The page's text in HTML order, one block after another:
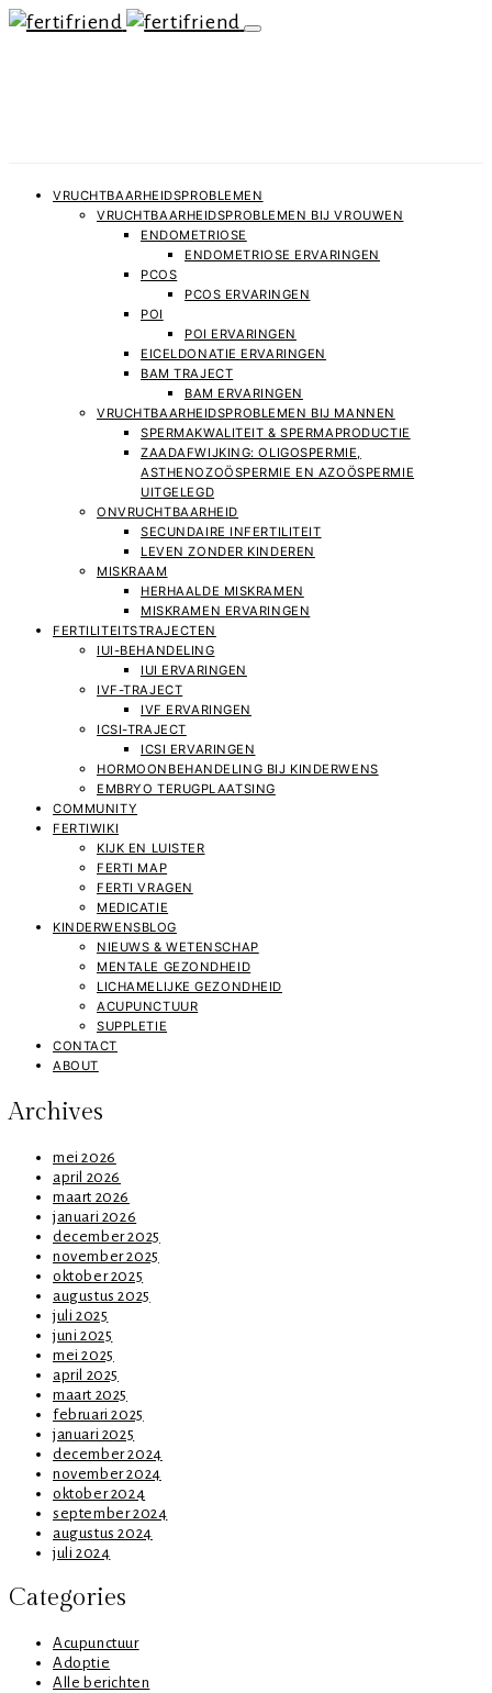
VRUCHTBAARHEIDSPROBLEMEN
VRUCHTBAARHEIDSPROBLEMEN BIJ VROUWEN
ENDOMETRIOSE
ENDOMETRIOSE ERVARINGEN
PCOS
PCOS ERVARINGEN
POI
POI ERVARINGEN
EICELDONATIE ERVARINGEN
BAM TRAJECT
BAM ERVARINGEN
VRUCHTBAARHEIDSPROBLEMEN BIJ MANNEN
SPERMAKWALITEIT & SPERMAPRODUCTIE
ZAADAFWIJKING: OLIGOSPERMIE,
ASTHENOZOÖSPERMIE EN AZOÖSPERMIE
UITGELEGD
ONVRUCHTBAARHEID
SECUNDAIRE INFERTILITEIT
LEVEN ZONDER KINDEREN
MISKRAAM
HERHAALDE MISKRAMEN
MISKRAMEN ERVARINGEN
FERTILITEITSTRAJECTEN
IUI-BEHANDELING
IUI ERVARINGEN
IVF-TRAJECT
IVF ERVARINGEN
ICSI-TRAJECT
ICSI ERVARINGEN
HORMOONBEHANDELING BIJ KINDERWENS
EMBRYO TERUGPLAATSING
COMMUNITY
FERTIWIKI
KIJK EN LUISTER
FERTI MAP
FERTI VRAGEN
MEDICATIE
KINDERWENSBLOG
NIEUWS & WETENSCHAP
MENTALE GEZONDHEID
LICHAMELIJKE GEZONDHEID
ACUPUNCTUUR
SUPPLETIE
CONTACT
ABOUT
Archives
mei 2026
april 2026
maart 2026
januari 2026
december 2025
november 2025
oktober 2025
augustus 2025
juli 2025
juni 2025
mei 2025
april 2025
maart 2025
februari 2025
januari 2025
december 2024
november 2024
oktober 2024
september 2024
augustus 2024
juli 2024
Categories
Acupunctuur
Adoptie
Alle berichten